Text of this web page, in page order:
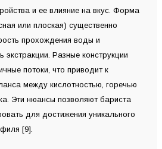
и ее влияние на вкус. Форма
или плоская) существенно
прохождения воды и
экстракции. Разные конструкции
потоки, что приводит к
между кислотностью, горечью
Эти нюансы позволяют бариста
для достижения уникального
[9].